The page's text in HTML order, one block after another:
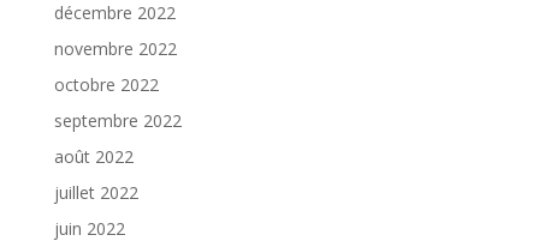
décembre 2022
novembre 2022
octobre 2022
septembre 2022
août 2022
juillet 2022
juin 2022